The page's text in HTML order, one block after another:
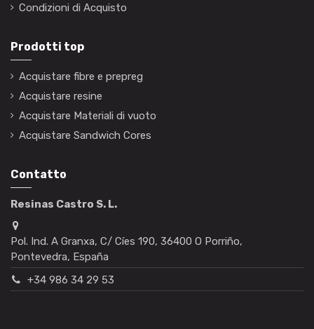
Condizioni di Acquisto
Prodotti top
Acquistare fibre e prepreg
Acquistare resine
Acquistare Materiali di vuoto
Acquistare Sandwich Cores
Contatto
Resinas Castro S. L.
Pol. Ind. A Granxa, C/ Cíes 190, 36400 O Porriño,
Pontevedra, España
+34 986 34 29 53